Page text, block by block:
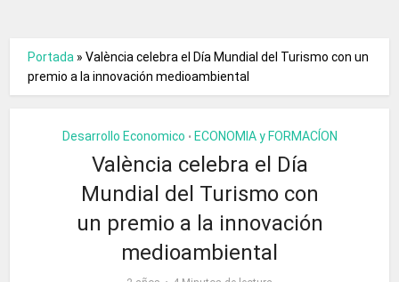
Portada »València celebra el Día Mundial del Turismo con un
premio a la innovación medioambiental
Desarrollo Economico • ECONOMIA y FORMACÍON
València celebra el Día
Mundial del Turismo con
un premio a la innovación
medioambiental